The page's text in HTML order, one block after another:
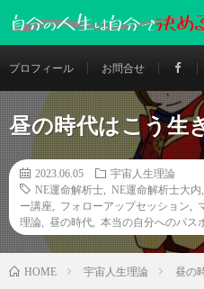
プロフィール お問合せ
昼の時代はこう生
2023.06.05
宇宙人生理論
NE運命解析士
NE運命解析士大内
ー講座
フォローアップセッション
理論
昼の時代 本当の自分へのパス
HOME 宇宙人生理論 昼の